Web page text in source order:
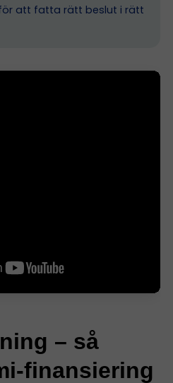
att fatta rätt beslut i rätt
– så
finansiering